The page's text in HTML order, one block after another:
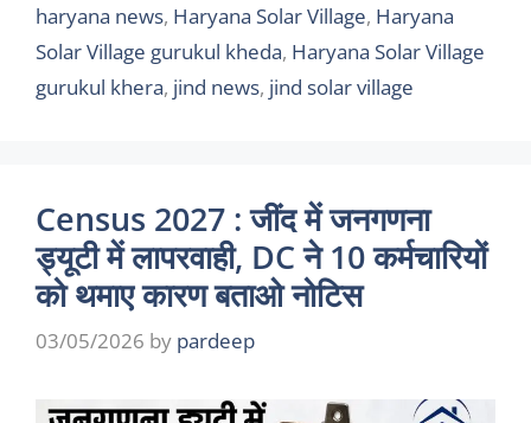
haryana news, Haryana Solar Village, Haryana
Solar Village gurukul kheda, Haryana Solar Village
gurukul khera, jind news, jind solar village
Census 2027 : जींद में जनगणना
ड्यूटी में लापरवाही, DC ने 10 कर्मचारियों
को थमाए कारण बताओ नोटिस
03/05/2026 by pardeep